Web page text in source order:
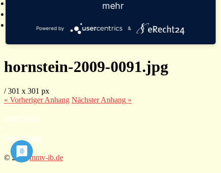
Kontakt
hornstein-2009-0091.jpg
/301 x 301 px
« VorherigerAnhang NächsterAnhang »
Impressum
Datenschutz
© 2026mmv-ib.de
mehr
Powered by &